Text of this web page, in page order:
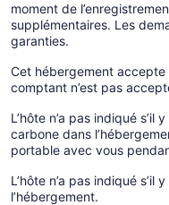
moment de
supplémentaires. Les
garanties.
Cet hébergement accepte
comptant n’est pas
L’hôte n’a pas indiqué
carbone dans
portable avec vous
L’hôte n’a pas indiqué
l’hébergement.